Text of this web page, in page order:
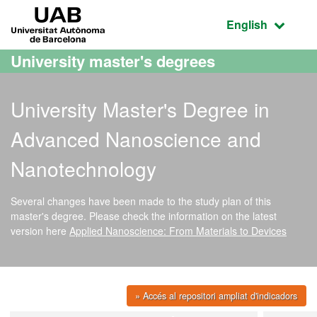
Go to the main content
Go to the website navigation
Active
English
University master's degrees
University Master's Degree in
Advanced Nanoscience and
Nanotechnology
Several changes have been made to the study plan of this
master's degree. Please check the information on the latest
version here Applied Nanoscience: From Materials to Devices
» Accés al repositori ampliat d'indicadors